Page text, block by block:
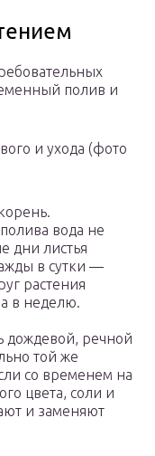
полив и
и ухода (фото
вода не
дни листья
в сутки —
растения
в неделю.
дождевой, речной
той же
со временем на
цвета, соли и
и заменяют